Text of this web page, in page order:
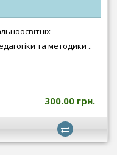
та методики ..
300.00 грн.